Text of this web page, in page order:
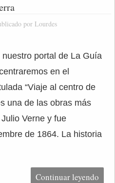
por Lourdes
portal de La Guía
en el
“Viaje al centro de
una de las obras más
Verne y fue
de 1864. La historia
Continuar leyendo